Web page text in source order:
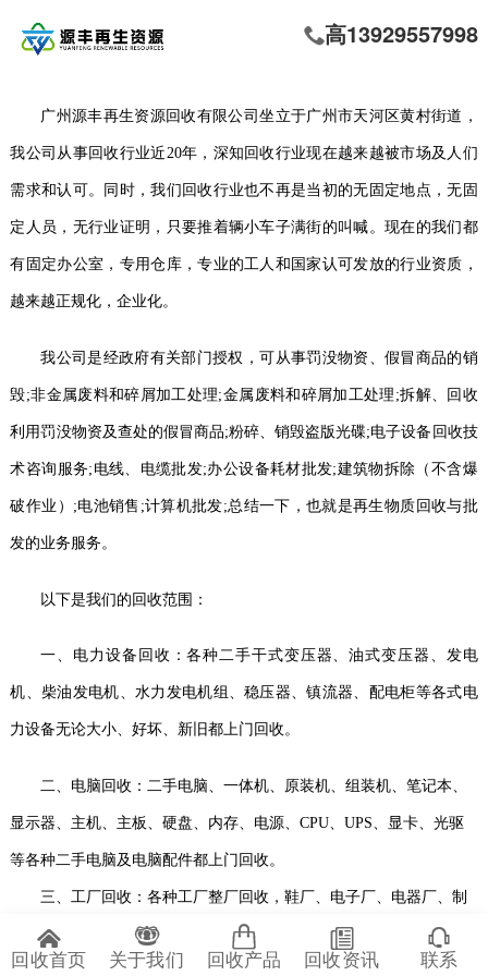
高13929557998
广州源丰再生资源回收有限公司坐立于广州市天河区黄村街道，
我公司从事回收行业近20年，深知回收行业现在越来越被市场及人们
需求和认可。同时，我们回收行业也不再是当初的无固定地点，无固
定人员，无行业证明，只要推着辆小车子满街的叫喊。现在的我们都
有固定办公室，专用仓库，专业的工人和国家认可发放的行业资质，
越来越正规化，企业化。
我公司是经政府有关部门授权，可从事罚没物资、假冒商品的销
毁;非金属废料和碎屑加工处理;金属废料和碎屑加工处理;拆解、回收
利用罚没物资及查处的假冒商品;粉碎、销毁盗版光碟;电子设备回收技
术咨询服务;电线、电缆批发;办公设备耗材批发;建筑物拆除（不含爆
破作业）;电池销售;计算机批发;总结一下，也就是再生物质回收与批
发的业务服务。
以下是我们的回收范围：
一、电力设备 回收 ：各种二手干式变压器、油式变压器、 发电
机、柴油发电机、水力发电机组、稳压器、镇流器、配电柜等各式电
力设备无论大小、好坏、新旧都上门回收。
二、电脑 回收 ：二手电脑、一体机、原装机、组装机、笔记本、
显示器、主机、主板、硬盘、内存、电源、CPU、UPS、显卡、光驱
等各种二手电脑及电脑配件都上门回收。
三、工厂回收：各种工厂整厂回收，鞋厂、电子厂、电器厂、制
药厂、制衣厂、玩具厂、五金厂、电池厂、食品厂、印刷厂、电镀
厂、陶瓷厂、水泥厂、发电厂、化工厂、造纸厂等各种工厂二手设
回收首页 关于我们 回收产品 回收资讯 联系